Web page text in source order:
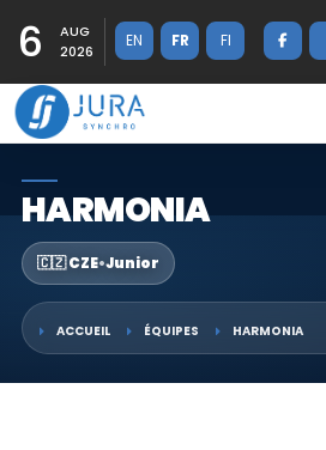
6
AUG
2026
EN FR FI
HARMONIA
🇨🇿 CZE•Junior
ACCUEIL ÉQUIPES HARMONIA